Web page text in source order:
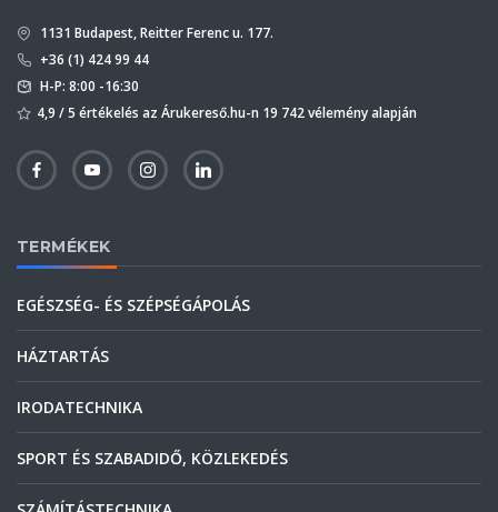
1131 Budapest, Reitter Ferenc u. 177.
+36 (1) 424 99 44
H-P: 8:00 -16:30
4,9 / 5 értékelés az Árukereső.hu-n 19 742 vélemény alapján
TERMÉKEK
EGÉSZSÉG- ÉS SZÉPSÉGÁPOLÁS
HÁZTARTÁS
IRODATECHNIKA
SPORT ÉS SZABADIDŐ, KÖZLEKEDÉS